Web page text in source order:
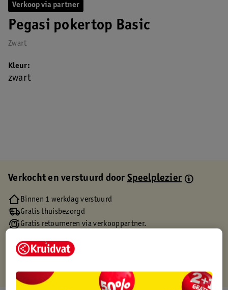
Verkoop via partner
Pegasi pokertop Basic
Zwart
Kleur
zwart
Verkocht en verstuurd doorSpeelplezier
Binnen 1 werkdag verstuurd
Gratis thuisbezorgd
Gratis retourneren via verkooppartner.